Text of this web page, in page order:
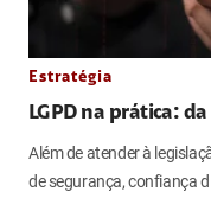
Estratégia
LGPD na prática:
Além de atender à
de segurança, confiança